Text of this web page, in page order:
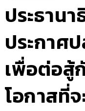
ประธาน
ประกาศ
เพื่อต่อสู้
โอกาสที่